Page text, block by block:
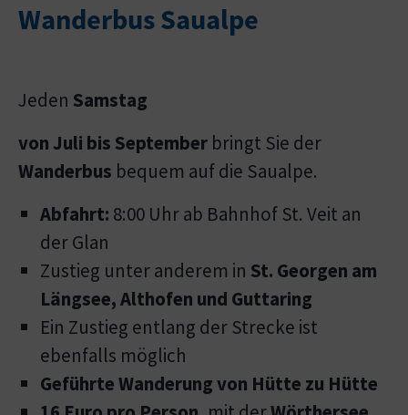
Wanderbus Saualpe
Jeden Samstag
von Juli bis September bringt Sie der
Wanderbus bequem auf die Saualpe.
Abfahrt: 8:00 Uhr ab Bahnhof St. Veit an
der Glan
Zustieg unter anderem in St. Georgen am
Längsee, Althofen und Guttaring
Ein Zustieg entlang der Strecke ist
ebenfalls möglich
Geführte Wanderung von Hütte zu Hütte